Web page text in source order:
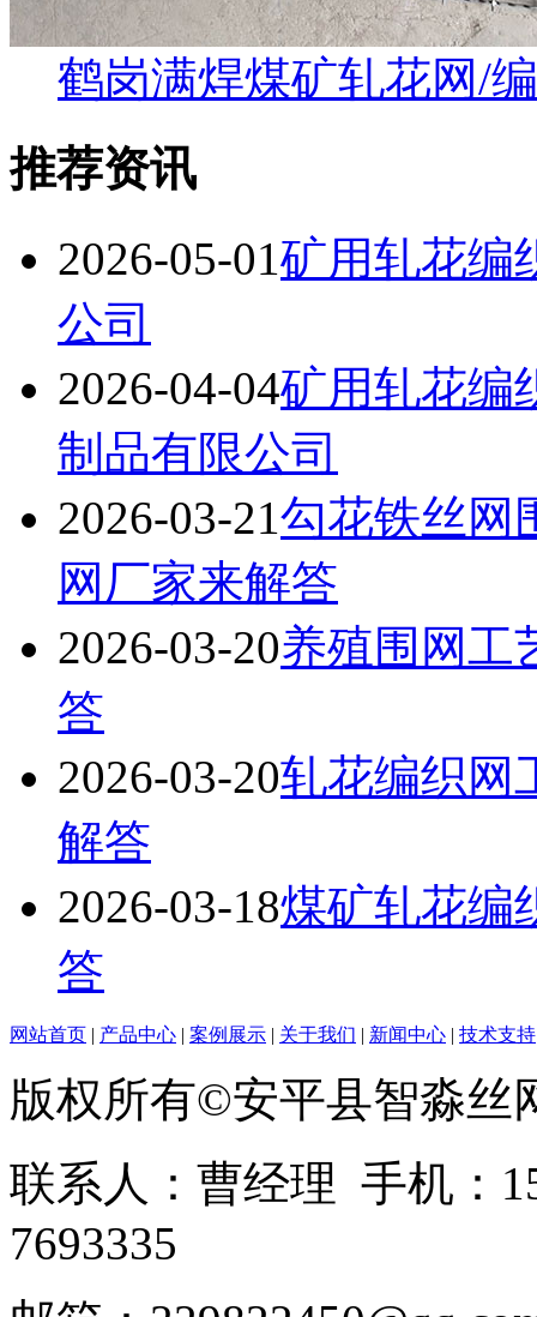
鹤岗满焊煤矿轧花网/
推荐资讯
2026-05-01矿用轧花编
公司
2026-04-04矿用轧花
制品有限公司
2026-03-21勾花铁丝网
网厂家来解答
2026-03-20养殖围网工
答
2026-03-20轧花编织网
解答
2026-03-18煤矿轧花编
答
网站首页 | 产品中心 | 案例展示 | 关于我们 | 新闻中心 | 技术支持
版权所有©安平县智淼丝
联系人：曹经理 手机：
7693335